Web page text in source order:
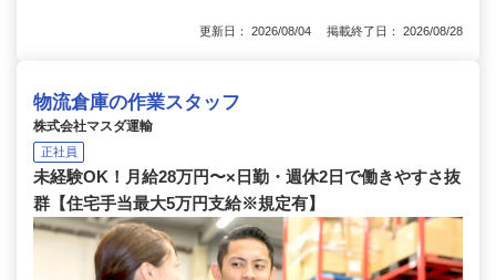
更新日： 2026/08/04 掲載終了日： 2026/08/28
物流倉庫の作業スタッフ
株式会社マスダ運輸
正社員
未経験OK！月給28万円〜×日勤・週休2日で働きやすさ抜
群【住宅手当最大5万円支給※規定有】